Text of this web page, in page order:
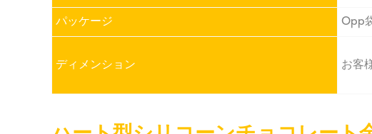
パッケージ Opp
ディメンション お客